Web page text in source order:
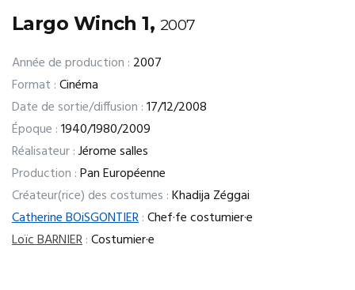
Largo Winch 1, 2007
Année de production : 2007
Format :Cinéma
Date de sortie/diffusion :17/12/2008
Époque :1940/1980/2009
Réalisateur :Jérome salles
Production :Pan Européenne
Créateur(rice) des costumes :Khadija Zéggai
Catherine BOiSGONTIER:Chef·fe costumier·e
Loïc BARNIER:Costumier·e